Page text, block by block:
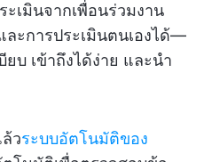
เมินจากเพื่อนร่วมงาน
ละการประเมินตนเองได้—
บ เข้าถึงได้ง่าย และนำ
วระบบอัตโนมัติของ